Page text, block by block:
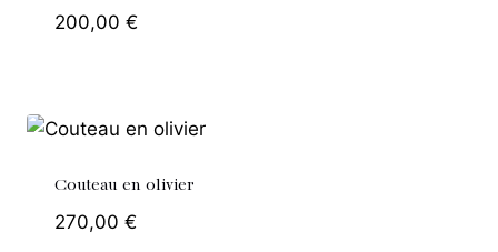
200,00 €
Couteau en olivier
270,00 €